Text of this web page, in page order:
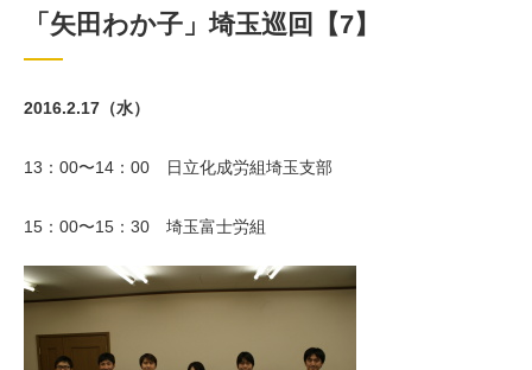
「矢田わか子」埼玉巡回【7】
2016.2.17（水）
13：00〜14：00 日立化成労組埼玉支部
15：00〜15：30 埼玉富士労組